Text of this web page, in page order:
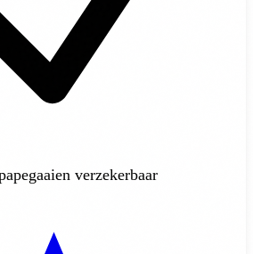
verzekerbaar